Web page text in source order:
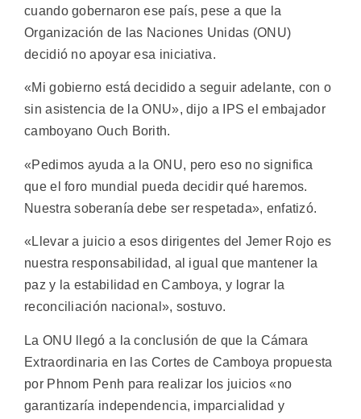
cuando gobernaron ese país, pese a que la
Organización de las Naciones Unidas (ONU)
decidió no apoyar esa iniciativa.
«Mi gobierno está decidido a seguir adelante, con o
sin asistencia de la ONU», dijo a IPS el embajador
camboyano Ouch Borith.
«Pedimos ayuda a la ONU, pero eso no significa
que el foro mundial pueda decidir qué haremos.
Nuestra soberanía debe ser respetada», enfatizó.
«Llevar a juicio a esos dirigentes del Jemer Rojo es
nuestra responsabilidad, al igual que mantener la
paz y la estabilidad en Camboya, y lograr la
reconciliación nacional», sostuvo.
La ONU llegó a la conclusión de que la Cámara
Extraordinaria en las Cortes de Camboya propuesta
por Phnom Penh para realizar los juicios «no
garantizaría independencia, imparcialidad y